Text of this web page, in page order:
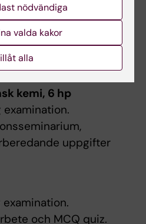
4 hp
examination.
kemi, 6 hp
examination.
uppgifter
och MCQ quiz.
nödvändiga
valda kakor
alla